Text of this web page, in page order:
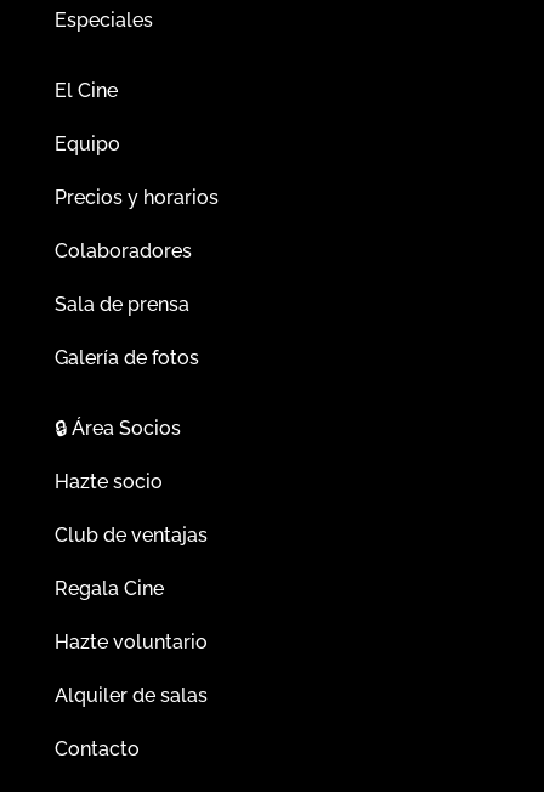
Especiales
El Cine
Equipo
Precios y horarios
Colaboradores
Sala de prensa
Galería de fotos
🔒Área Socios
Hazte socio
Club de ventajas
Regala Cine
Hazte voluntario
Alquiler de salas
Contacto